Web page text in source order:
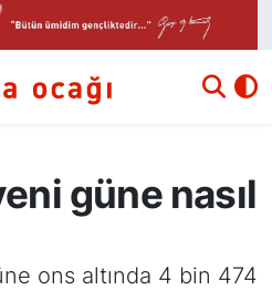
güne nasıl
ons altında 4 bin 474